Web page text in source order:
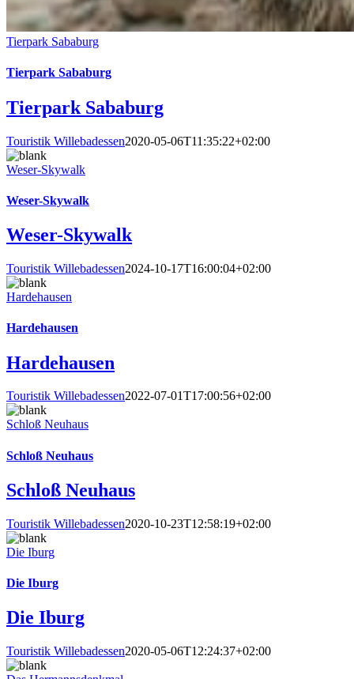
Tierpark Sababurg
Tierpark Sababurg
Tierpark Sababurg
Touristik Willebadessen2020-05-06T11:35:22+02:00
Weser-Skywalk
Weser-Skywalk
Weser-Skywalk
Touristik Willebadessen2024-10-17T16:00:04+02:00
Hardehausen
Hardehausen
Hardehausen
Touristik Willebadessen2022-07-01T17:00:56+02:00
Schloß Neuhaus
Schloß Neuhaus
Schloß Neuhaus
Touristik Willebadessen2020-10-23T12:58:19+02:00
Die Iburg
Die Iburg
Die Iburg
Touristik Willebadessen2020-05-06T12:24:37+02:00